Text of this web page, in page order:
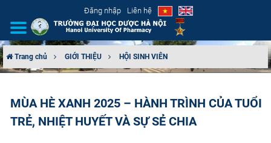
Đăng nhập Liên hệ
CƠ CẤU TỔ CHỨC
Trang chủ GIỚI THIỆU HỘI SINH VIÊN
MÙA HÈ XANH 2025 – HÀNH TRÌNH CỦA TUỔI
TRẺ, NHIỆT HUYẾT VÀ SỰ SẺ CHIA